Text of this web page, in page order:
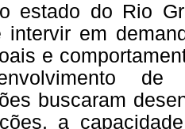
estado do Rio
intervir em
e
de
buscaram
a